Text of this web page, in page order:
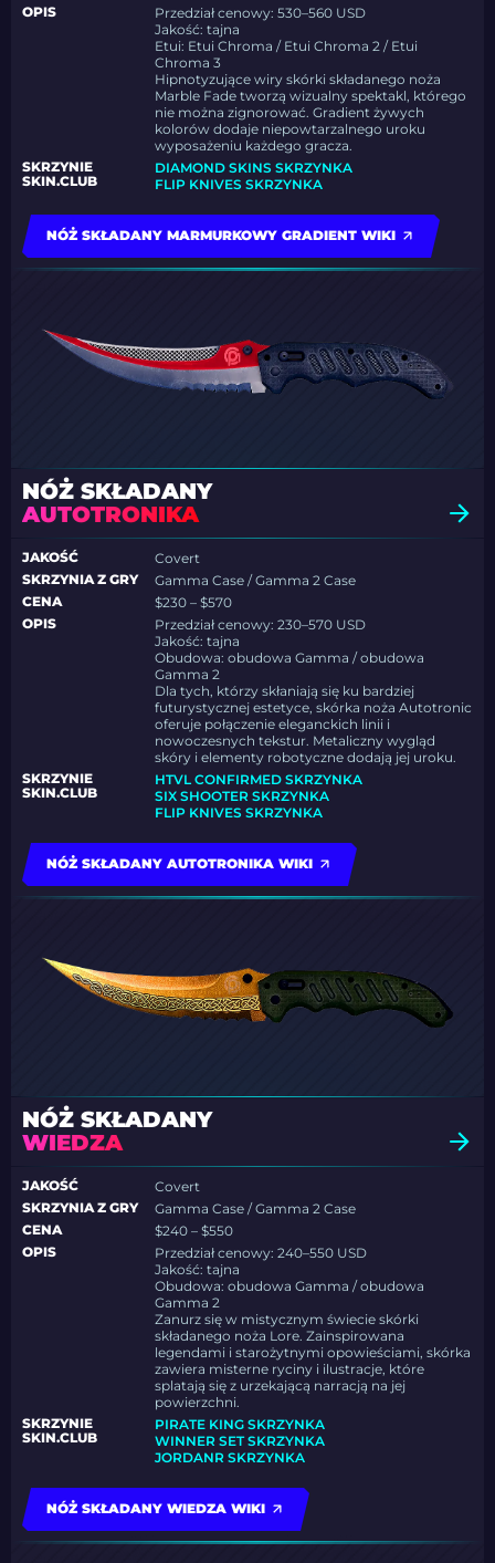
OPIS
Przedział cenowy: 530–560 USD
Jakość: tajna
Etui: Etui Chroma / Etui Chroma 2 / Etui
Chroma 3
Hipnotyzujące wiry skórki składanego noża
Marble Fade tworzą wizualny spektakl, którego
nie można zignorować. Gradient żywych
kolorów dodaje niepowtarzalnego uroku
wyposażeniu każdego gracza.
SKRZYNIE
SKIN.CLUB
DIAMOND SKINS SKRZYNKA
FLIP KNIVES SKRZYNKA
NÓŻ SKŁADANY MARMURKOWY GRADIENT WIKI
NÓŻ SKŁADANY
AUTOTRONIKA
JAKOŚĆ
Covert
SKRZYNIA Z GRY
Gamma Case / Gamma 2 Case
CENA
$230 – $570
OPIS
Przedział cenowy: 230–570 USD
Jakość: tajna
Obudowa: obudowa Gamma / obudowa
Gamma 2
Dla tych, którzy skłaniają się ku bardziej
futurystycznej estetyce, skórka noża Autotronic
oferuje połączenie eleganckich linii i
nowoczesnych tekstur. Metaliczny wygląd
skóry i elementy robotyczne dodają jej uroku.
SKRZYNIE
SKIN.CLUB
HTVL CONFIRMED SKRZYNKA
SIX SHOOTER SKRZYNKA
FLIP KNIVES SKRZYNKA
NÓŻ SKŁADANY AUTOTRONIKA WIKI
NÓŻ SKŁADANY
WIEDZA
JAKOŚĆ
Covert
SKRZYNIA Z GRY
Gamma Case / Gamma 2 Case
CENA
$240 – $550
OPIS
Przedział cenowy: 240–550 USD
Jakość: tajna
Obudowa: obudowa Gamma / obudowa
Gamma 2
Zanurz się w mistycznym świecie skórki
składanego noża Lore. Zainspirowana
legendami i starożytnymi opowieściami, skórka
zawiera misterne ryciny i ilustracje, które
splatają się z urzekającą narracją na jej
powierzchni.
SKRZYNIE
SKIN.CLUB
PIRATE KING SKRZYNKA
WINNER SET SKRZYNKA
JORDANR SKRZYNKA
NÓŻ SKŁADANY WIEDZA WIKI